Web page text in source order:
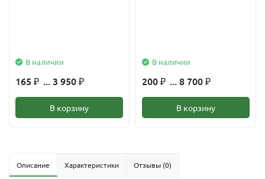
В наличии
165 ₽ ... 3 950 ₽
В корзину
В наличии
200 ₽ ... 8 700 ₽
В корзину
Описание Характеристики Отзывы (0)